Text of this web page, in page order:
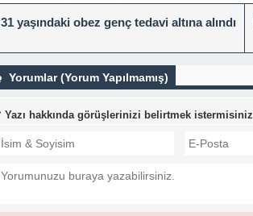
31 yaşındaki obez genç tedavi altına alındı
Yorumlar (Yorum Yapılmamış)
Yazı hakkında görüşlerinizi belirtmek